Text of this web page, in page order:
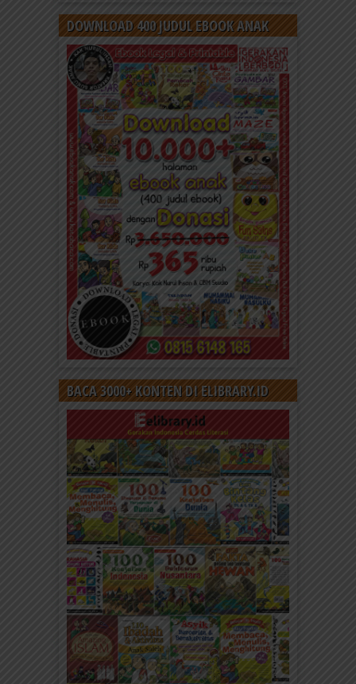
DOWNLOAD 400 JUDUL EBOOK ANAK
BACA 3000+ KONTEN DI ELIBRARY.ID